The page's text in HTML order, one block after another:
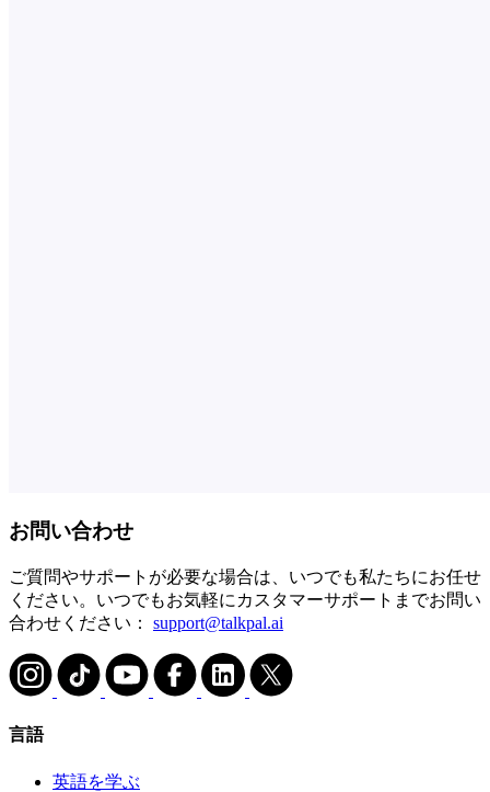
お問い合わせ
ご質問やサポートが必要な場合は、いつでも私たちにお任せ
ください。いつでもお気軽にカスタマーサポートまでお問い
合わせください： support@talkpal.ai
言語
英語を学ぶ